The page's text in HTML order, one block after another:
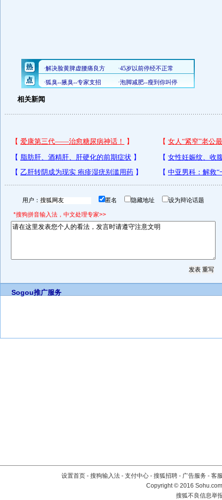
相关新闻
用户： 匿名 隐藏地址 设为辩论话题
*搜狗拼音输入法，中文处理专家>>
Sogou推广服务
设置首页 - 搜狗输入法 - 支付中心 - 搜狐招聘 - 广告服务 - 客
Copyright©2016
搜狐不良信息举